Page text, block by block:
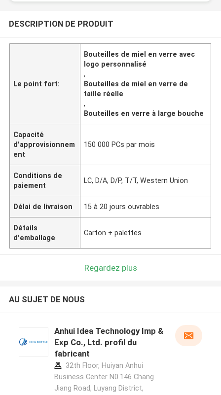
DESCRIPTION DE PRODUIT
Le point fort:
Bouteilles de miel en verre avec
logo personnalisé
,
Bouteilles de miel en verre de
taille réelle
,
Bouteilles en verre à large bouche
Capacité
d'approvisionnem
ent
150 000 PCs par mois
Conditions de
paiement
LC, D/A, D/P, T/T, Western Union
Délai de livraison 15 à 20 jours ouvrables
Détails
d'emballage
Carton + palettes
Regardez plus
AU SUJET DE NOUS
Anhui Idea Technology Imp &
Exp Co., Ltd. profil du
fabricant
32th Floor, Huiyan Anhui
Business Center N0.146 Chang
Jiang Road, Luyang District,